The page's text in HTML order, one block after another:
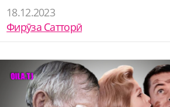
18.12.2023
Фирӯза Сатторӣ